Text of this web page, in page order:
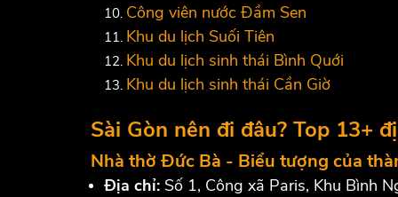
Công viên nước Đầm Sen
Khu du lịch Suối Tiên
Khu du lịch sinh thái Bình Quới
Khu du lịch sinh thái Cần Giờ
Sài Gòn nên đi đâu? Top 13+
Nhà thờ Đức Bà - Biểu tượng của
Địa chỉ: Số 1, Công xã Paris, Khu Bình